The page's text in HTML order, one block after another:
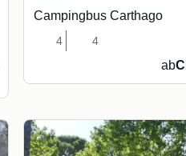
Campingbus Carthago
4 4
ab